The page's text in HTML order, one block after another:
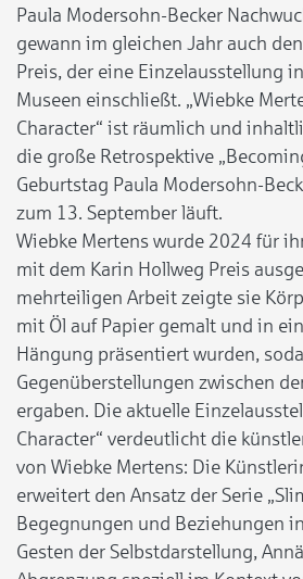
Paula Modersohn-Becker
gewann im gleichen Jahr auch
Preis, der eine Einzelausstellung
Museen einschließt. „Wiebke
Character“ ist räumlich und
die große Retrospektive
Geburtstag Paula Modersohn-
zum 13. September läuft.
Wiebke Mertens wurde 2024 für
mit dem Karin Hollweg Preis
mehrteiligen Arbeit zeigte sie
mit Öl auf Papier gemalt und in
Hängung präsentiert wurden,
Gegenüberstellungen zwischen
ergaben. Die aktuelle
Character“ verdeutlicht die
von Wiebke Mertens: Die
erweitert den Ansatz der Serie
Begegnungen und Beziehungen
Gesten der Selbstdarstellung,